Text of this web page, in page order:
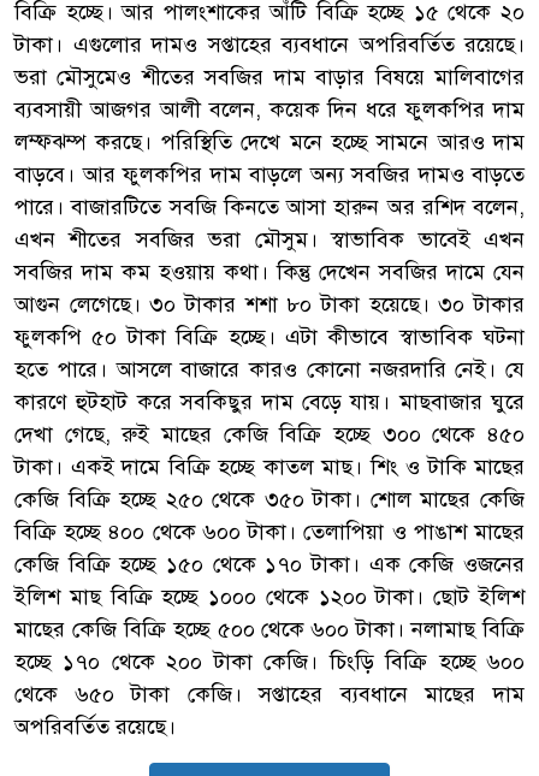
বিক্রি হচ্ছে। আর পালংশাকের আঁটি বিক্রি হচ্ছে ১৫ থেকে ২০
টাকা। এগুলোর দামও সপ্তাহের ব্যবধানে অপরিবর্তিত রয়েছে।
ভরা মৌসুমেও শীতের সবজির দাম বাড়ার বিষয়ে মালিবাগের
ব্যবসায়ী আজগর আলী বলেন, কয়েক দিন ধরে ফুলকপির দাম
লম্ফঝম্প করছে। পরিস্থিতি দেখে মনে হচ্ছে সামনে আরও দাম
বাড়বে। আর ফুলকপির দাম বাড়লে অন্য সবজির দামও বাড়তে
পারে। বাজারটিতে সবজি কিনতে আসা হারুন অর রশিদ বলেন,
এখন শীতের সবজির ভরা মৌসুম। স্বাভাবিক ভাবেই এখন
সবজির দাম কম হওয়ায় কথা। কিন্তু দেখেন সবজির দামে যেন
আগুন লেগেছে। ৩০ টাকার শশা ৮০ টাকা হয়েছে। ৩০ টাকার
ফুলকপি ৫০ টাকা বিক্রি হচ্ছে। এটা কীভাবে স্বাভাবিক ঘটনা
হতে পারে। আসলে বাজারে কারও কোনো নজরদারি নেই। যে
কারণে হুটহাট করে সবকিছুর দাম বেড়ে যায়। মাছবাজার ঘুরে
দেখা গেছে, রুই মাছের কেজি বিক্রি হচ্ছে ৩০০ থেকে ৪৫০
টাকা। একই দামে বিক্রি হচ্ছে কাতল মাছ। শিং ও টাকি মাছের
কেজি বিক্রি হচ্ছে ২৫০ থেকে ৩৫০ টাকা। শোল মাছের কেজি
বিক্রি হচ্ছে ৪০০ থেকে ৬০০ টাকা। তেলাপিয়া ও পাঙাশ মাছের
কেজি বিক্রি হচ্ছে ১৫০ থেকে ১৭০ টাকা। এক কেজি ওজনের
ইলিশ মাছ বিক্রি হচ্ছে ১০০০ থেকে ১২০০ টাকা। ছোট ইলিশ
মাছের কেজি বিক্রি হচ্ছে ৫০০ থেকে ৬০০ টাকা। নলামাছ বিক্রি
হচ্ছে ১৭০ থেকে ২০০ টাকা কেজি। চিংড়ি বিক্রি হচ্ছে ৬০০
থেকে ৬৫০ টাকা কেজি। সপ্তাহের ব্যবধানে মাছের দাম
অপরিবর্তিত রয়েছে।